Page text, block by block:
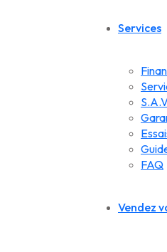
Services
FAQ
Vendez